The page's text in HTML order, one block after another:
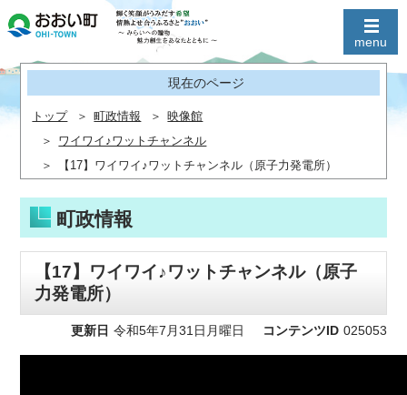
現在のページ
トップ 町政情報
映像館
ワイワイ♪ワットチャンネル
【17】ワイワイ♪ワットチャンネル（原子力発電所）
町政情報
【17】ワイワイ♪ワットチャンネル（原子
力発電所）
更新日 令和5年7月31日月曜日 コンテンツID 025053